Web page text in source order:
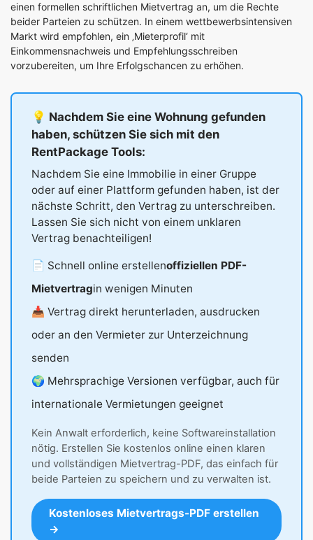
einen formellen schriftlichen Mietvertrag an, um die Rechte
beider Parteien zu schützen. In einem wettbewerbsintensiven
Markt wird empfohlen, ein ‚Mieterprofil‘ mit
Einkommensnachweis und Empfehlungsschreiben
vorzubereiten, um Ihre Erfolgschancen zu erhöhen.
💡 Nachdem Sie eine Wohnung gefunden
haben, schützen Sie sich mit den
RentPackage Tools:
Nachdem Sie eine Immobilie in einer Gruppe
oder auf einer Plattform gefunden haben, ist der
nächste Schritt, den Vertrag zu unterschreiben.
Lassen Sie sich nicht von einem unklaren
Vertrag benachteiligen!
📄 Schnell online erstellenoffiziellen PDF-
Mietvertragin wenigen Minuten
📥 Vertrag direkt herunterladen, ausdrucken
oder an den Vermieter zur Unterzeichnung
senden
🌍 Mehrsprachige Versionen verfügbar, auch für
internationale Vermietungen geeignet
Kein Anwalt erforderlich, keine Softwareinstallation
nötig. Erstellen Sie kostenlos online einen klaren
und vollständigen Mietvertrag-PDF, das einfach für
beide Parteien zu speichern und zu verwalten ist.
Kostenloses Mietvertrags-PDF erstellen
→